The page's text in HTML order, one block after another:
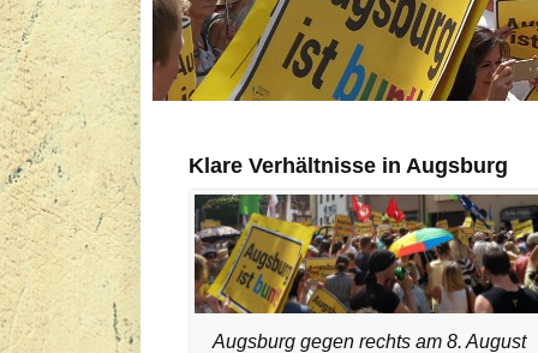
Klare Verhältnisse in Augsburg
Augsburg gegen rechts am 8. August